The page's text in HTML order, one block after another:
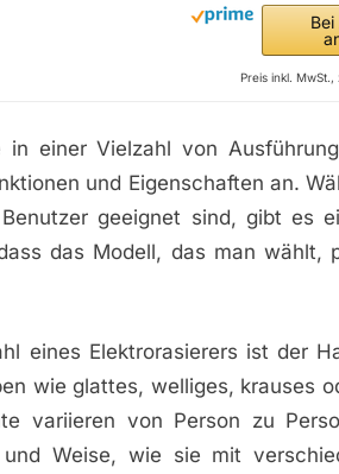
Preis inkl.
in einer Vielzahl von
und Eigenschaften an.
geeignet sind, gibt es
das Modell, das man wählt,
eines Elektrorasierers ist der
wie glattes, welliges, krauses
variieren von Person zu
Weise, wie sie mit